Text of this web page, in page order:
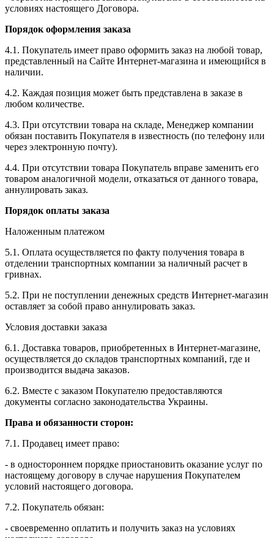
условиях настоящего Договора.
Порядок оформления заказа
4.1. Покупатель имеет право оформить заказ на любой товар,
представленный на Сайте Интернет-магазина и имеющийся в
наличии.
4.2. Каждая позиция может быть представлена в заказе в
любом количестве.
4.3. При отсутствии товара на складе, Менеджер компании
обязан поставить Покупателя в известность (по телефону или
через электронную почту).
4.4. При отсутствии товара Покупатель вправе заменить его
товаром аналогичной модели, отказаться от данного товара,
аннулировать заказ.
Порядок оплаты заказа
Наложенным платежом
5.1. Оплата осуществляется по факту получения товара в
отделении транспортных компании за наличный расчет в
гривнах.
5.2. При не поступлении денежных средств Интернет-магазин
оставляет за собой право аннулировать заказ.
Условия доставки заказа
6.1. Доставка товаров, приобретенных в Интернет-магазине,
осуществляется до складов транспортных компаний, где и
производится выдача заказов.
6.2. Вместе с заказом Покупателю предоставляются
документы согласно законодательства Украины.
Права и обязанности сторон:
7.1. Продавец имеет право:
- в одностороннем порядке приостановить оказание услуг по
настоящему договору в случае нарушения Покупателем
условий настоящего договора.
7.2. Покупатель обязан:
- своевременно оплатить и получить заказ на условиях